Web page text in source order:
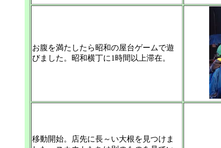
お腹を満たしたら昭和の屋台ゲームで遊
びました。昭和横丁に1時間以上滞在。
移動開始。店先に長～い大根を見つけま